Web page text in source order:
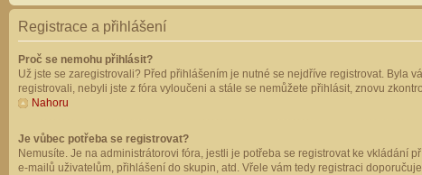
Registrace a přihlášení
Proč se nemohu přihlásit?
Už jste se zaregistrovali? Před přihlášením je nutné se nejdříve registrovat. Byla
registrovali, nebyli jste z fóra vyloučeni a stále se nemůžete přihlásit, znovu
Nahoru
Je vůbec potřeba se registrovat?
Nemusíte. Je na administrátorovi fóra, jestli je potřeba se registrovat ke vkládání
e-mailů uživatelům, přihlášení do skupin, atd. Vřele vám tedy registraci